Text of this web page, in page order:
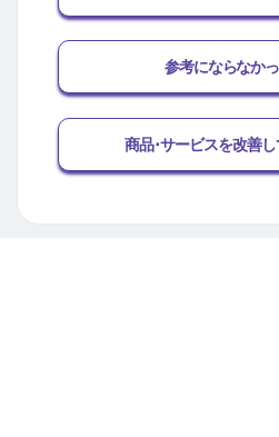
参考にならなか
商品･サービスを改善